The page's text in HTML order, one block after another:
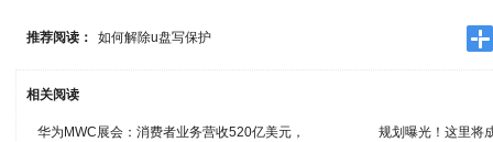
推荐阅读： 如何解除u盘写保护
相关阅读
华为MWC展会：消费者业务营收520亿美元， 规划曝光！这里将